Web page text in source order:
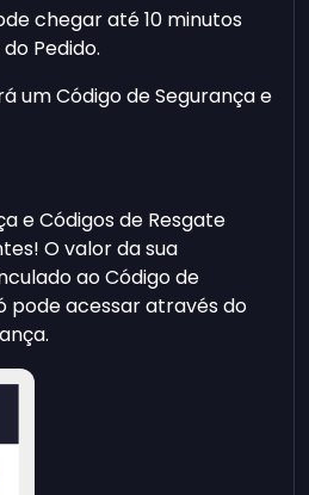
chegar até 10 minutos
Pedido.
um Código de Segurança e
e Códigos de Resgate
O valor da sua
ao Código de
pode acessar através do